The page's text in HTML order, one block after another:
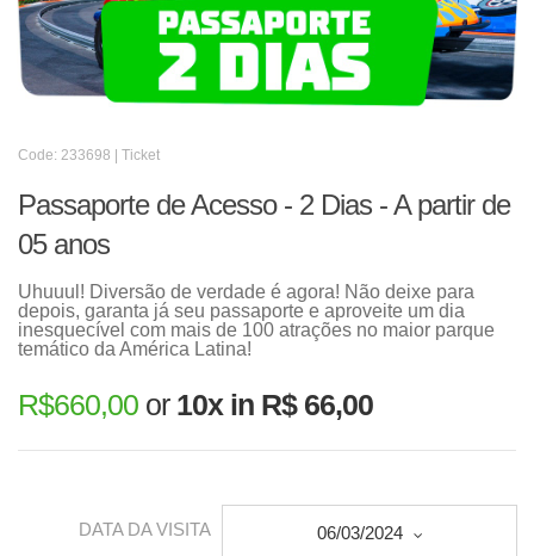
Code: 233698 | Ticket
Passaporte de Acesso - 2 Dias - A partir de
05 anos
Uhuuul! Diversão de verdade é agora! Não deixe para
depois, garanta já seu passaporte e aproveite um dia
inesquecível com mais de 100 atrações no maior parque
temático da América Latina!
R$660,00 or 10x in R$ 66,00
DATA DA VISITA 06/03/2024